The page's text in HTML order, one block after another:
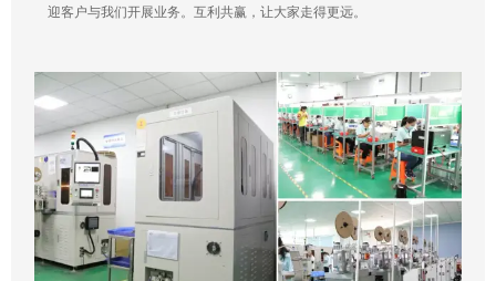
迎客户与我们开展业务。互利共赢，让大家走得更远。